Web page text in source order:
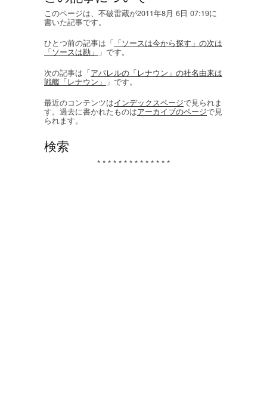
このページは、不破雷蔵が2011年8月 6日 07:19に
書いた記事です。
ひとつ前の記事は「 「ソースは今から探す」の次は
「ソースは勘」
」です。
次の記事は「アパレルの「レナウン」の社名由来は
戦艦「レナウン」
」です。
最近のコンテンツはインデックスページで見られま
す。過去に書かれたものはアーカイブのページで見
られます。
検索
* * * * * * * * * * * * * *